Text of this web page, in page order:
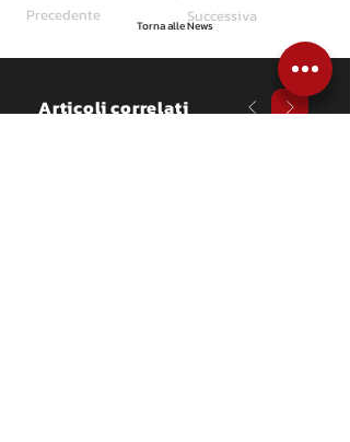
Precedente Successiva
Torna alle News
Articoli correlati